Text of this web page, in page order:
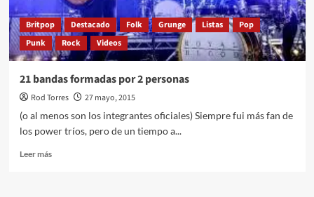
Britpop Destacado Folk Grunge Listas
Pop
Punk
Rock Videos
21 bandas formadas por 2 personas
Rod Torres
27 mayo, 2015
(o al menos son los integrantes oficiales) Siempre fui más fan de
los power tríos, pero de un tiempo a...
Leer másLeer